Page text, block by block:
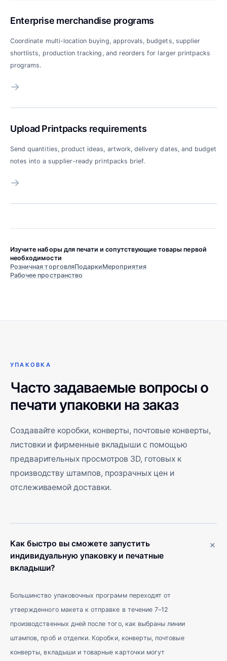
Enterprise merchandise programs
Coordinate multi-location buying, approvals, budgets, supplier
shortlists, production tracking, and reorders for larger printpacks
programs.
→
Upload Printpacks requirements
Send quantities, product ideas, artwork, delivery dates, and budget
notes into a supplier-ready printpacks brief.
→
Изучите наборы для печати и сопутствующие товары первой
необходимости
Розничная торговляПодаркиМероприятия
Рабочее пространство
УПАКОВКА
Часто задаваемые вопросы о
печати упаковки на заказ
Создавайте коробки, конверты, почтовые конверты,
листовки и фирменные вкладыши с помощью
предварительных просмотров 3D, готовых к
производству штампов, прозрачных цен и
отслеживаемой доставки.
Как быстро вы сможете запустить
индивидуальную упаковку и печатные
вкладыши?
+
Большинство упаковочных программ переходят от
утвержденного макета к отправке в течение 7–12
производственных дней после того, как выбраны линии
штампов, проб и отделки. Коробки, конверты, почтовые
конверты, вкладыши и товарные карточки могут